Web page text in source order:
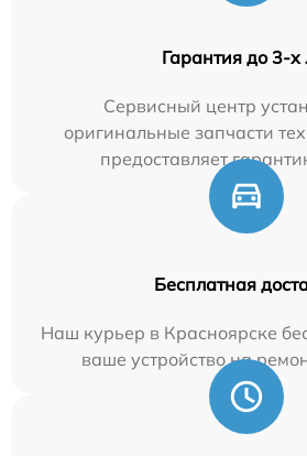
Гарантия до 3-х
Сервисный центр
оригинальные запчасти
предоставляет
Бесплатная
Наш курьер в Красноярске
ваше устройство на